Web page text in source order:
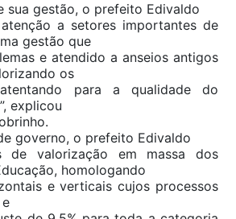
sua gestão, o prefeito Edivaldo
a setores importantes de
gestão que
e atendido a anseios antigos
os
para a qualidade do
explicou
governo, o prefeito Edivaldo
de valorização em massa dos
homologando
e verticais cujos processos